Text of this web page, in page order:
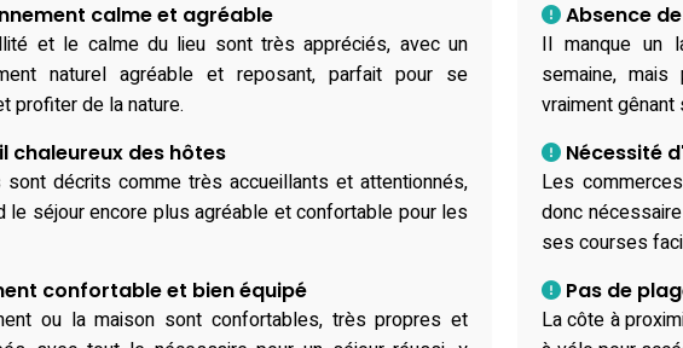
calme et agréable
et le calme du lieu sont très appréciés, avec un
naturel agréable et reposant, parfait pour se
profiter de la nature.
chaleureux des hôtes
décrits comme très accueillants et attentionnés,
le séjour encore plus agréable et confortable pour les
confortable et bien équipé
ou la maison sont confortables, très propres et
Absence
Il manque un
semaine,
vraiment
Nécessité
Les
donc
ses courses
Pas de
La côte à